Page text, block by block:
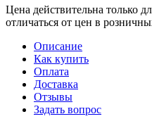
Цена действительна только
отличаться от цен в
Описание
Как купить
Оплата
Доставка
Отзывы
Задать вопрос